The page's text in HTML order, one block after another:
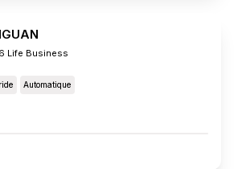
Life Business
Automatique